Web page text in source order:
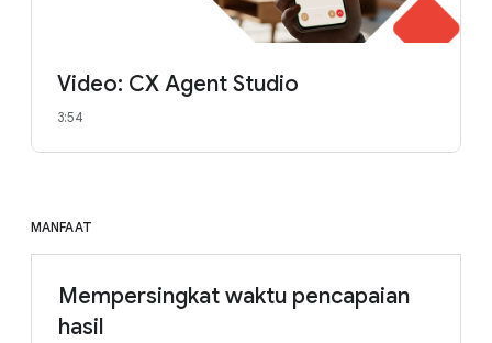
Video: CX Agent Studio
3:54
MANFAAT
Mempersingkat waktu pencapaian
hasil